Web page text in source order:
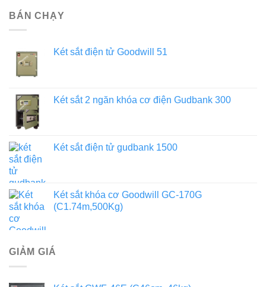
BÁN CHẠY
Két sắt điện tử Goodwill 51
Két sắt 2 ngăn khóa cơ điện Gudbank 300
Két sắt điện tử gudbank 1500
Két sắt khóa cơ Goodwill GC-170G
(C1.74m,500Kg)
GIẢM GIÁ